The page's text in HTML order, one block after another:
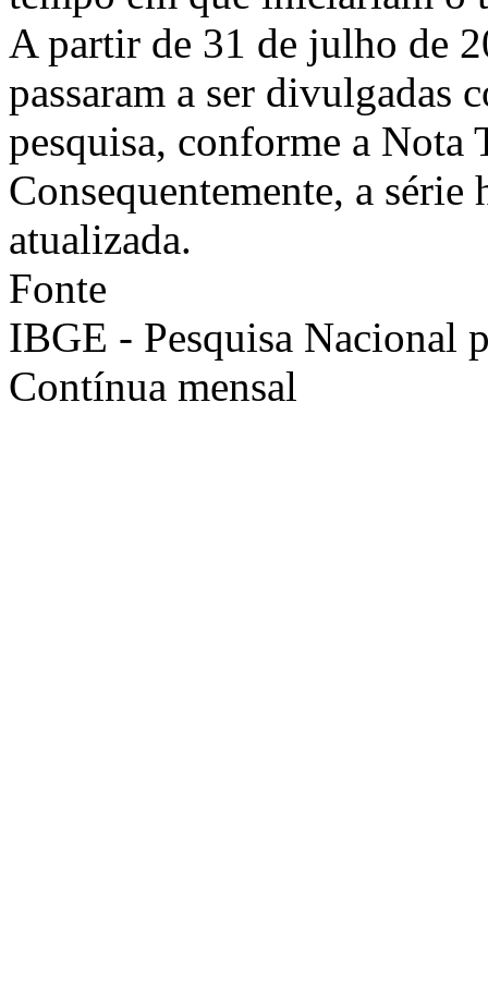
A partir de 31 de julho de
passaram a ser divulgadas
pesquisa, conforme a Nota
Consequentemente, a
atualizada.
Fonte
IBGE - Pesquisa Nacional
Contínua mensal